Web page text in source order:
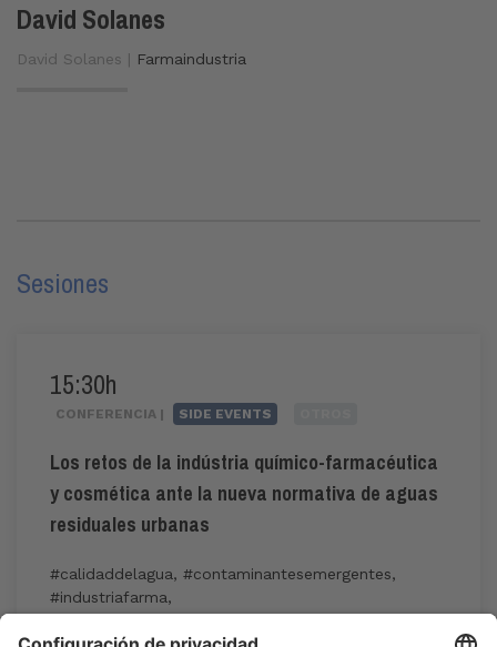
David Solanes
David Solanes | Farmaindustria
Sesiones
15:30h
CONFERENCIA | SIDE EVENTS
Los retos de la indústria químico-farmacéutica
y cosmética ante la nueva normativa de aguas
residuales urbanas
#calidaddelagua, #contaminantesemergentes,
#industriafarma,